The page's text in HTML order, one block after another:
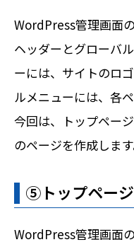
WordPress管理画面
ヘッダーとグローバ
ーには、サイトのロ
ルメニューには、各
今回は、トップペー
のページを作成します
⑤トップペー
WordPress管理画面